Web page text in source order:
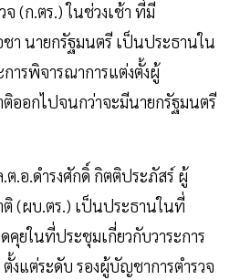
จ (ก.ตร.) ในช่วงเช้า ที่มี
า นายกรัฐมนตรี เป็นประธานใน
ารพิจารณาการแต่งตั้งผู้
ออกไปจนกว่าจะมีนายกรัฐมนตรี
.อ.ดำรงศักดิ์ กิตติประภัสร์ ผู้
(ผบ.ตร.) เป็นประธานในที่
คุยในที่ประชุมเกี่ยวกับวาระการ
ตั้งแต่ระดับ รองผู้บัญชาการตำรวจ